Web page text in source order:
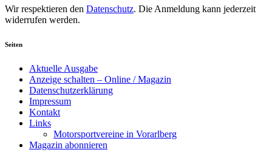
Wir respektieren den Datenschutz. Die Anmeldung kann jederzeit
widerrufen werden.
Seiten
Aktuelle Ausgabe
Anzeige schalten – Online / Magazin
Datenschutzerklärung
Impressum
Kontakt
Links
Motorsportvereine in Vorarlberg
Magazin abonnieren